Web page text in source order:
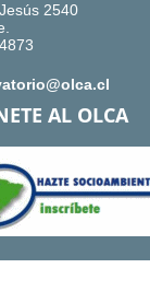
2540
AL OLCA